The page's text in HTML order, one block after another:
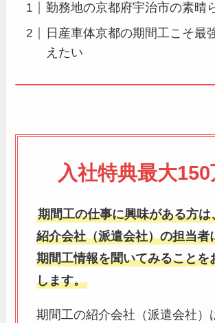
勤務地の京都府宇治市の素晴
日産車体京都の期間工こそ最
えたい
入社特典最大150
期間工の仕事に興味がある方は
紹介会社（派遣会社）の担当者
期間工情報を聞いてみることを
します。
期間工の紹介会社（派遣会社）